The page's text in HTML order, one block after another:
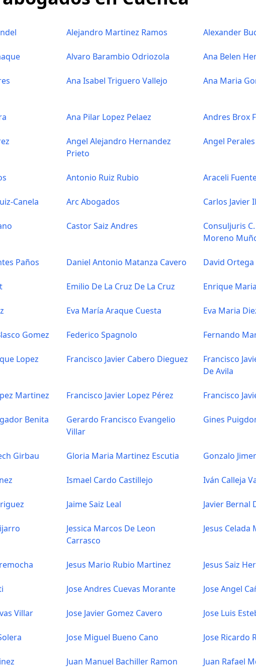
Alejandro Martinez Ramos Alexander
Alvaro Barambio Odriozola Ana Belen
Ana Isabel Triguero Vallejo Ana Maria
Ana Pilar Lopez Pelaez Andres Brox
Angel Alejandro Hernandez
Prieto
Angel
Antonio Ruiz Rubio Araceli
Canela Arc Abogados Carlos Javier
Castor Saiz Andres
Consuljuris
Moreno
Paños Daniel Antonio Matanza Cavero David Ortega
Emilio De La Cruz De La Cruz Enrique
Eva María Araque Cuesta Eva Maria
Gomez Federico Spagnolo Fernando
Lopez Francisco Javier Cabero Dieguez
Francisco
De Avila
Martinez Francisco Javier Lopez Pérez Francisco
Benita
Gerardo Francisco Evangelio
Villar
Gines
Girbau Gloria Maria Martinez Escutia Gonzalo
Ismael Cardo Castillejo Iván Calleja
Jaime Saiz Leal Javier Bernal
Jessica Marcos De Leon
Carrasco
Jesus Celada
Jesus Mario Rubio Martinez Jesus Saiz
Jose Andres Cuevas Morante Jose Angel
Villar Jose Javier Gomez Cavero Jose Luis
Jose Miguel Bueno Cano Jose Ricardo
Juan Manuel Bachiller Ramon Juan Rafael